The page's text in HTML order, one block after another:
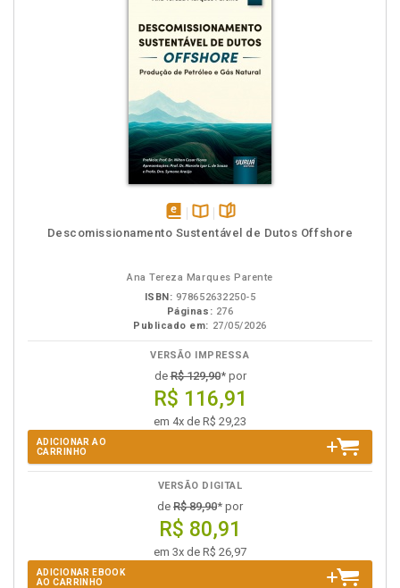
disponívelDisponível
páginas
Descomissionamento Sustentável de Dutos Offshore
Ana Tereza Marques Parente
ISBN: 978652632250-5
Páginas: 276
Publicado em: 27/05/2026
VERSÃO IMPRESSA
deR$ 129,90* por
R$ 116,91
em 4x de R$ 29,23
ADICIONAR AO
CARRINHO
VERSÃO DIGITAL
de R$ 89,90* por
R$ 80,91
em 3x de R$ 26,97
ADICIONAR EBOOK
AO CARRINHO